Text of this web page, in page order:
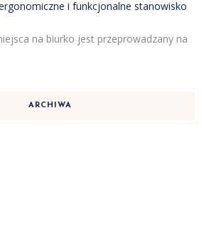
i funkcjonalne stanowisko
na biurko jest przeprowadzany na
ARCHIWA